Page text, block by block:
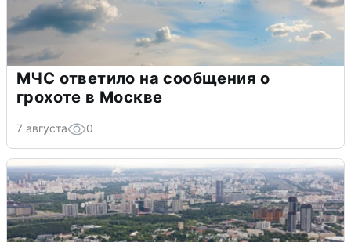
МЧС ответило на сообщения о
грохоте в Москве
7 августа 0